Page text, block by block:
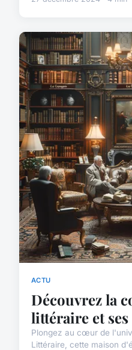
ACTU
Découvrez la
littéraire et
Plongez au cœur de
Littéraire, cette maison